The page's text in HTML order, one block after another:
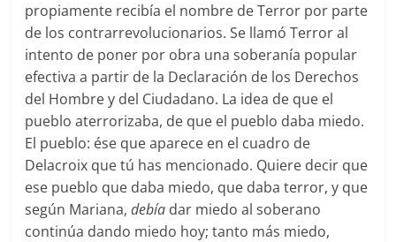
propiamente recibía el nombre de Terror por parte
de los contrarrevolucionarios. Se llamó Terror al
intento de poner por obra una soberanía popular
efectiva a partir de la Declaración de los Derechos
del Hombre y del Ciudadano. La idea de que el
pueblo aterrorizaba, de que el pueblo daba miedo.
El pueblo: ése que aparece en el cuadro de
Delacroix que tú has mencionado. Quiere decir que
ese pueblo que daba miedo, que daba terror, y que
según Mariana,debía dar miedo al soberano
continúa dando miedo hoy; tanto más miedo,